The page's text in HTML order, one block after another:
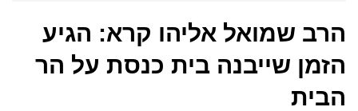
הרב שמואל אליהו קרא: הגיע
הזמן שייבנה בית כנסת על הר
הבית